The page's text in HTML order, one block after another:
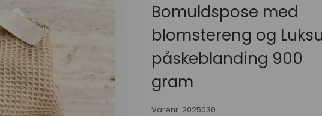
Bomuldspose med
blomstereng og
påskeblanding 900
gram
Varenr. 2025030